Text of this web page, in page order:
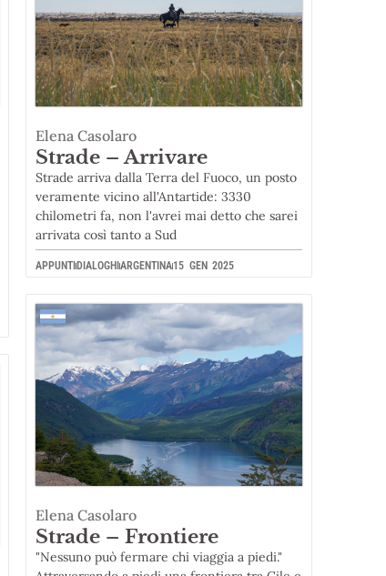
Elena Casolaro
Strade – Arrivare
Strade arriva dalla Terra del Fuoco, un posto
veramente vicino all'Antartide: 3330
chilometri fa, non l'avrei mai detto che sarei
arrivata così tanto a Sud
APPUNTIDIALOGHIARGENTINA15 GEN 2025
Elena Casolaro
Strade – Frontiere
"Nessuno può fermare chi viaggia a piedi."